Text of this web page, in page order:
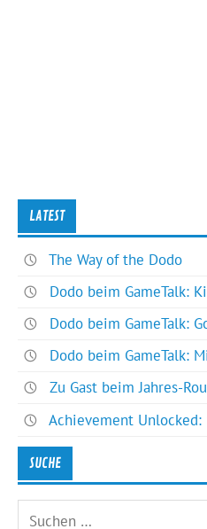
LATEST
The Way of the Dodo
Dodo beim GameTalk:
Dodo beim GameTalk:
Dodo beim GameTalk:
Zu Gast beim Jahres-
Achievement Unlocked:
SUCHE